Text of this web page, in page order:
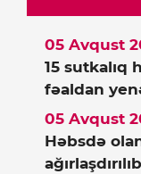
15 sutkalıq
fəaldan
05 Avqust
Həbsdə
ağırlaşdırılıb
05 Avqust